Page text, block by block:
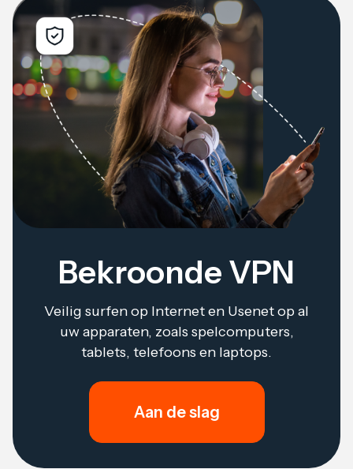
Bekroonde VPN
Veilig surfen op Internet en Usenet op al
uw apparaten, zoals spelcomputers,
tablets, telefoons en laptops.
Aan de slag